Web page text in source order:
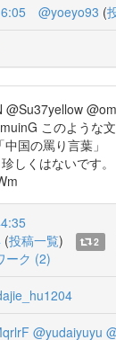
@yoeyo93 (
@Su37yellow
このような
中国の罵り言葉
しくはないです。
(投稿一覧) 2
ーク (2)
@yudaiyuyu